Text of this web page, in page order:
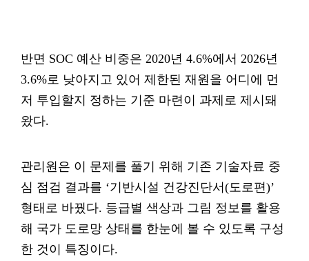
반면 SOC 예산 비중은 2020년 4.6%에서 2026년
3.6%로 낮아지고 있어 제한된 재원을 어디에 먼
저 투입할지 정하는 기준 마련이 과제로 제시돼
왔다.
관리원은 이 문제를 풀기 위해 기존 기술자료 중
심 점검 결과를 ‘기반시설 건강진단서(도로편)’
형태로 바꿨다. 등급별 색상과 그림 정보를 활용
해 국가 도로망 상태를 한눈에 볼 수 있도록 구성
한 것이 특징이다.